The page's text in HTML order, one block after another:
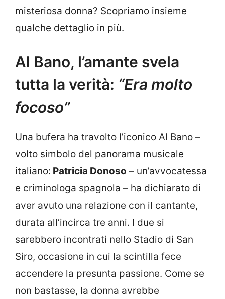
misteriosa donna? Scopriamo insieme
qualche dettaglio in più.
Al Bano, l’amante svela
tutta la verità: “Era molto
focoso”
Una bufera ha travolto l’iconico Al Bano –
volto simbolo del panorama musicale
italiano: Patricia Donoso – un’avvocatessa
e criminologa spagnola – ha dichiarato di
aver avuto una relazione con il cantante,
durata all’incirca tre anni. I due si
sarebbero incontrati nello Stadio di San
Siro, occasione in cui la scintilla fece
accendere la presunta passione. Come se
non bastasse, la donna avrebbe